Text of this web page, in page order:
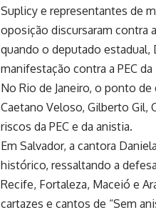
Suplicy e representantes de
oposição discursaram contra
quando o deputado estadual,
manifestação contra a PEC
No Rio de Janeiro, o ponto
Caetano Veloso, Gilberto Gil,
riscos da PEC e da anistia.
Em Salvador, a cantora
histórico, ressaltando a
Recife, Fortaleza, Maceió e
cartazes e cantos de “Sem